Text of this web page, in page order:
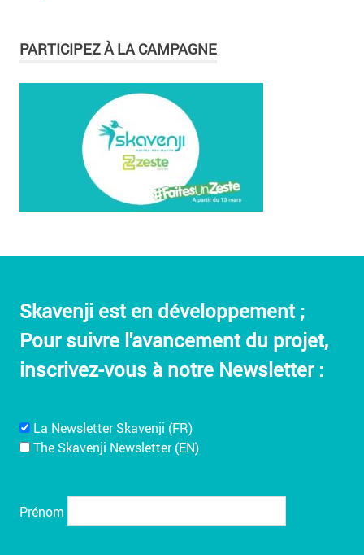
PARTICIPEZ À LA CAMPAGNE
Skavenji est en développement ;
Pour suivre l'avancement du projet,
inscrivez-vous à notre Newsletter :
La Newsletter Skavenji (FR)
The Skavenji Newsletter (EN)
Prénom